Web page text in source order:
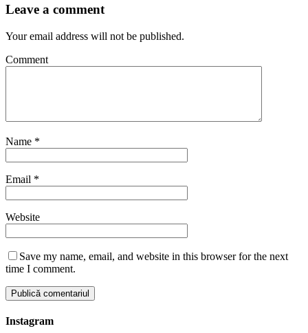
Leave a comment
Your email address will not be published.
Comment
Name *
Email *
Website
Save my name, email, and website in this browser for the next
time I comment.
Instagram